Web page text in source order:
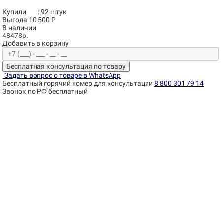
Купили :92 штук
Выгода 10 500 Р
В наличии
48478р.
Добавить в корзину
Бесплатная консультация по товару
Задать вопрос о товаре в WhatsApp
Бесплатный горячий номер для консультации 8 800 301 79 14
Звонок по РФ бесплатный